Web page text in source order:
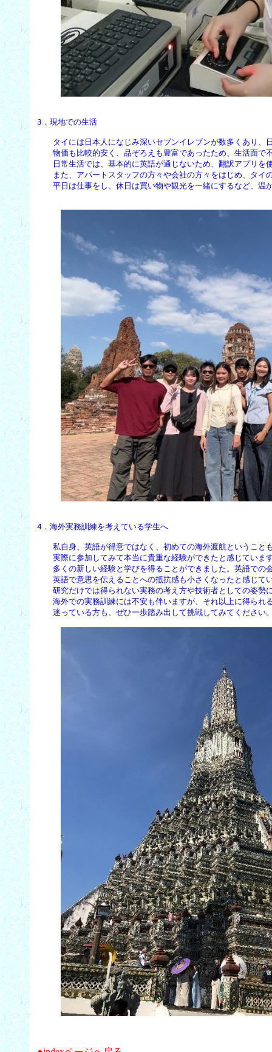
3．現地での生活
タイには日本人になじみ深いセブンイレブンが数多くあり、
物価も比較的安く、品ぞろえも豊富であったため、生活面で
日常生活では、基本的に英語が通じないため、翻訳アプリを
また、アパートスタッフの方々や会社の方々をはじめ、タイ
4．海外実務訓練を考えている学生へ
私自身、英語が得意ではなく、初めての海外渡航ということ
実際に参加してみて本当に貴重な経験ができたと感じていま
多くの新しい経験と学びを得ることができました。英語での
英語で意思を伝えることへの抵抗感も小さくなったと感じて
研究だけでは得られない実務の考え方や技術者としての姿勢
海外での実務訓練には不安も伴いますが、それ以上に得られ
迷っている方も、ぜひ一歩踏み出して挑戦してみてください